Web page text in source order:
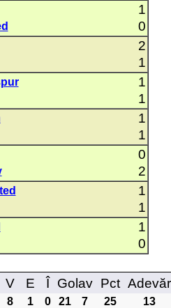
1
0
2
1
1
1
1
1
0
2
1
1
1
0
V E Î Golav Pct Adevăr
8 1 0 21 7 25
13